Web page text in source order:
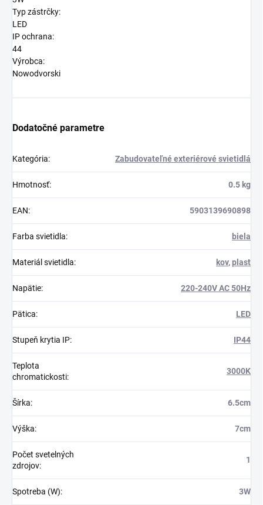
Typ zástrčky:
LED
IP ochrana:
44
Výrobca:
Nowodvorski
Dodatočné parametre
Kategória: Zabudovateľné exteriérové svietidlá
Hmotnosť: 0.5 kg
EAN: 5903139690898
Farba svietidla: biela
Materiál svietidla: kov,plast
Napätie: 220-240V AC 50Hz
Pätica: LED
Stupeň krytia IP: IP44
Teplota
chromatickosti:
3000K
Šírka: 6.5cm
Výška: 7cm
Počet svetelných
zdrojov:
1
Spotreba (W): 3W